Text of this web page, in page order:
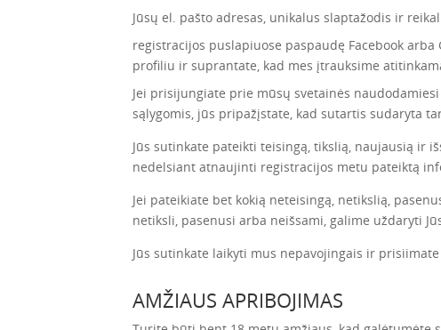
Jūsų el. pašto adresas, unikalus slaptažodis ir
registracijos puslapiuose paspaudę Facebook
profiliu ir suprantate, kad mes įtrauksime
Jei prisijungiate prie mūsų svetainės
sąlygomis, jūs pripažįstate, kad sutartis sudaryta
Jūs sutinkate pateikti teisingą, tikslią, naujausią ir
nedelsiant atnaujinti registracijos metu pateiktą
Jei pateikiate bet kokią neteisingą, netikslią,
netiksli, pasenusi arba neišsami, galime uždaryti
Jūs sutinkate laikyti mus nepavojingais ir
AMŽIAUS APRIBOJIMAS